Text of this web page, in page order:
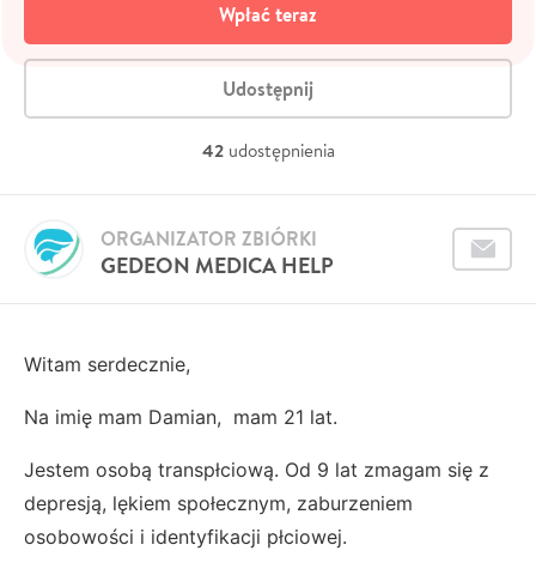
Wpłać teraz
Udostępnij
42 udostępnienia
GEDEON MEDICA HELP
ORGANIZATOR ZBIÓRKI
Witam serdecznie,
Na imię mam Damian, mam 21 lat.
Jestem osobą transpłciową. Od 9 lat zmagam się z
depresją, lękiem społecznym, zaburzeniem
osobowości i identyfikacji płciowej.